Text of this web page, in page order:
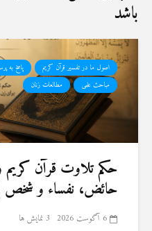
باشد
اصول ما در تفسیر قرآن کریم پاسخ به
مباحث علمی
مطالعات زنان
حكم تلاوت قرآن
حائض، نفساء و شخص
6 آگوست 2026 3 نمایش ها